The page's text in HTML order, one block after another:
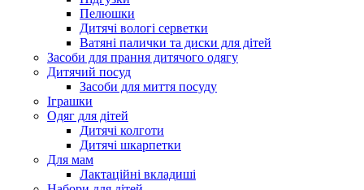
Пелюшки
Дитячі вологі серветки
Ватяні палички та диски для дітей
Засоби для прання дитячого одягу
Дитячий посуд
Засоби для миття посуду
Іграшки
Одяг для дітей
Дитячі колготи
Дитячі шкарпетки
Для мам
Лактаційні вкладиші